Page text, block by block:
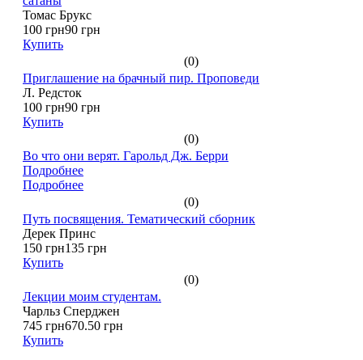
Томас Брукс
100 грн90 грн
Купить
(0)
Приглашение на брачный пир. Проповеди
Л. Редсток
100 грн90 грн
Купить
(0)
Во что они верят. Гарольд Дж. Берри
Подробнее
Подробнее
(0)
Путь посвящения. Тематический сборник
Дерек Принс
150 грн135 грн
Купить
(0)
Лекции моим студентам.
Чарльз Сперджен
745 грн670.50 грн
Купить